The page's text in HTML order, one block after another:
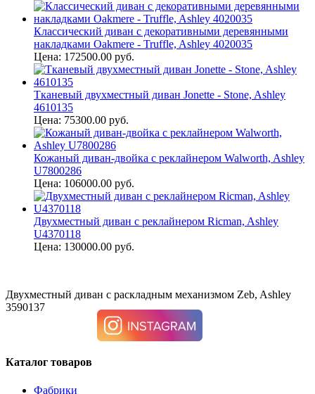
Классический диван с декоративными деревянными
накладками Oakmere - Truffle, Ashley 4020035
Цена: 172500.00 руб.
Тканевый двухместный диван Jonette - Stone, Ashley
4610135
Цена: 75300.00 руб.
Кожаный диван-двойка с реклайнером Walworth, Ashley
U7800286
Цена: 106000.00 руб.
Двухместный диван с реклайнером Ricman, Ashley
U4370118
Цена: 130000.00 руб.
Двухместный диван с раскладным механизмом Zeb, Ashley
3590137
Каталог товаров
Фабрики